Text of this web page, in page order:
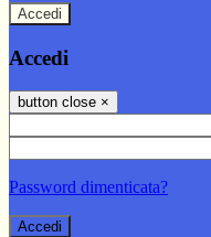
Accedi
Accedi
button close ×
Password dimenticata?